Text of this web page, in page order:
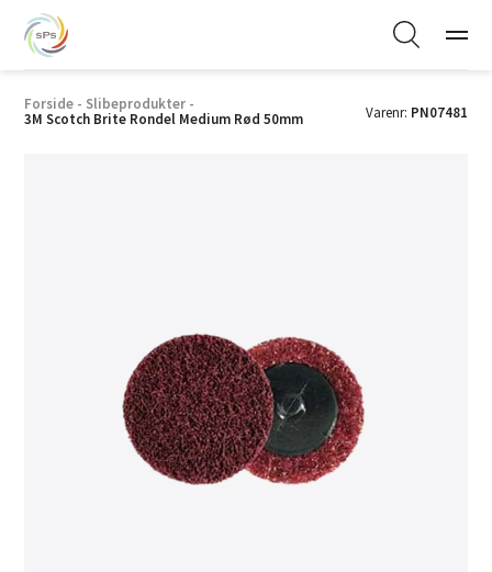
Forside - Slibeprodukter -
3M Scotch Brite Rondel Medium Rød 50mm
Varenr: PN07481